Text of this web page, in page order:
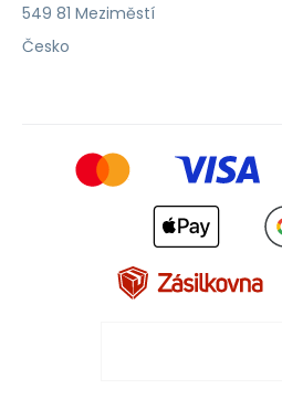
549 81 Meziměstí
Česko